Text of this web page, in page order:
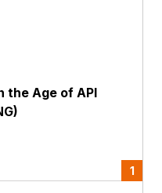
the Age of API
1